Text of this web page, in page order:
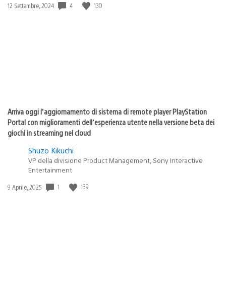
Data
12 Settembre, 2024 4 130
Arriva oggi l’aggiornamento di sistema di remote player PlayStation
Portal con miglioramenti dell’esperienza utente nella versione beta dei
giochi in streaming nel cloud
Shuzo Kikuchi
VP della divisione Product Management, Sony Interactive
Entertainment
Data
9 Aprile, 2025 1 139